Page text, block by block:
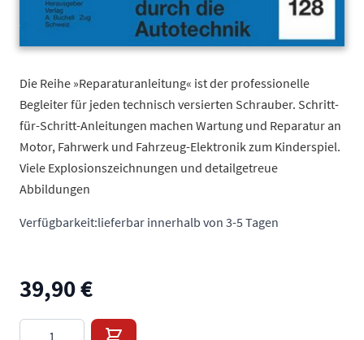
Die Reihe »Reparaturanleitung« ist der professionelle
Begleiter für jeden technisch versierten Schrauber. Schritt-
für-Schritt-Anleitungen machen Wartung und Reparatur an
Motor, Fahrwerk und Fahrzeug-Elektronik zum Kinderspiel.
Viele Explosionszeichnungen und detailgetreue
Abbildungen
Verfügbarkeit:lieferbar innerhalb von 3-5 Tagen
39,90 €
Menge